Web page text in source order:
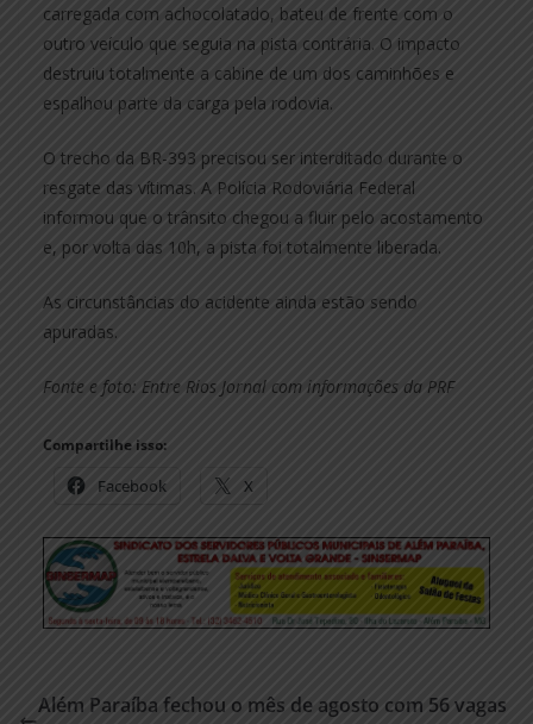
carregada com achocolatado, bateu de frente com o
outro veículo que seguia na pista contrária. O impacto
destruiu totalmente a cabine de um dos caminhões e
espalhou parte da carga pela rodovia.
O trecho da BR-393 precisou ser interditado durante o
resgate das vítimas. A Polícia Rodoviária Federal
informou que o trânsito chegou a fluir pelo acostamento
e, por volta das 10h, a pista foi totalmente liberada.
As circunstâncias do acidente ainda estão sendo
apuradas.
Fonte e foto: Entre Rios Jornal com informações da PRF
Compartilhe isso:
Facebook X
Além Paraíba fechou o mês de agosto com 56 vagas